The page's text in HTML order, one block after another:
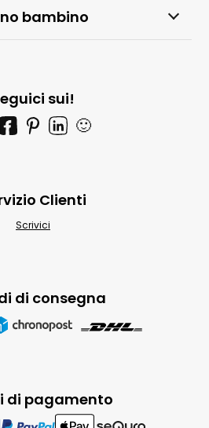
bambino
sui!
🙂
di pagamento
di consegna
Clienti
Scrivici